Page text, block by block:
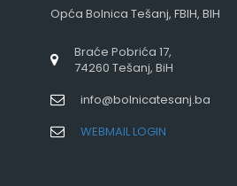
Opća Bolnica Tešanj, FBIH, BIH
Braće Pobrića 17,
74260 Tešanj, BiH
info@bolnicatesanj.ba
WEBMAIL LOGIN